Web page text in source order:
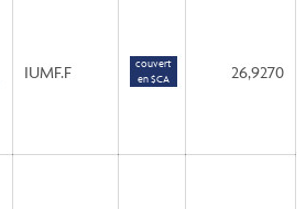
IUMF.F
couvert
en $CA
26,9270